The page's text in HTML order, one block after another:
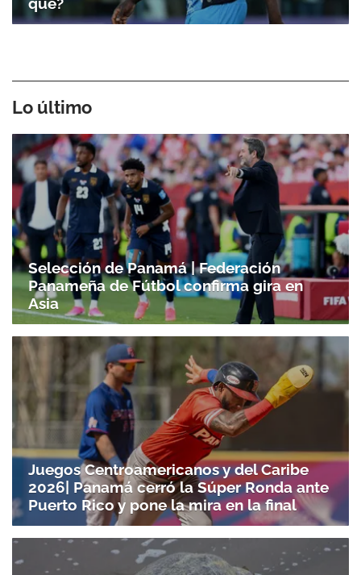
Lo último
Selección de Panamá | Federación
Panameña de Fútbol confirma gira en
Asia
Juegos Centroamericanos y del Caribe
2026| Panamá cerró la Súper Ronda ante
Puerto Rico y pone la mira en la final